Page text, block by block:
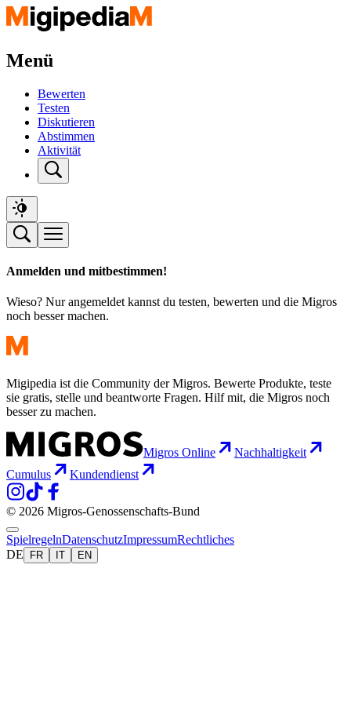
Menü
Bewerten
Testen
Diskutieren
Abstimmen
Aktivität
Anmelden und mitbestimmen!
Wieso? Nur angemeldet kannst du testen, bewerten und die Migros
noch besser machen.
Migipedia ist die Community der Migros. Bewerte Produkte, teste
sie gratis, stelle und beantworte Fragen. Hilf mit, die Migros noch
besser zu machen.
Migros Online
Nachhaltigkeit
Cumulus
Kundendienst
© 2026 Migros-Genossenschafts-Bund
SpielregelnDatenschutzImpressumRechtliches
DE
FR IT EN